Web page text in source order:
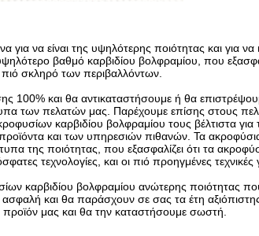
να είναι της υψηλότερης ποιότητας και για
βαθμό καρβιδίου βολφραμίου, που
πιό σκληρό των περιβαλλόντων.
100% και θα αντικαταστήσουμε ή θα
των πελατών μας. Παρέχουμε επίσης στους
καρβιδίου βολφραμίου τους βέλτιστα για
και των υπηρεσιών πιθανών. Τα
της ποιότητας, που εξασφαλίζει ότι τα
τεχνολογίες, και οι πιό προηγμένες
καρβιδίου βολφραμίου ανώτερης ποιότητας
ασφαλή και θα παράσχουν σε σας τα έτη
μας και θα την καταστήσουμε σωστή.